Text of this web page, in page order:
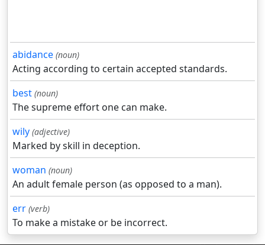
abidance (noun)
Acting according to certain accepted standards.
best (noun)
The supreme effort one can make.
wily (adjective)
Marked by skill in deception.
woman (noun)
An adult female person (as opposed to a man).
err (verb)
To make a mistake or be incorrect.